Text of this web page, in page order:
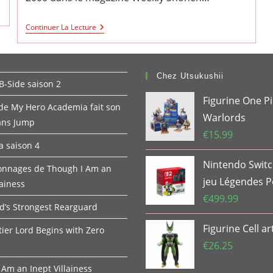
Continuer La LectureLe
Manga
D’Akira
Toriyama,
Land,
Adapté
En
Side saison 2
My Hero Academia fait son
Jump
saison 4
de Though I Am an
Strongest Rearguard
Lord Begins with Zero
an Inept Villainess
Chez Utsukushii
Figurine One
Warlords
€15.99
Nintendo
jeu Légendes
€499.99
Figurine Cell
€26.25